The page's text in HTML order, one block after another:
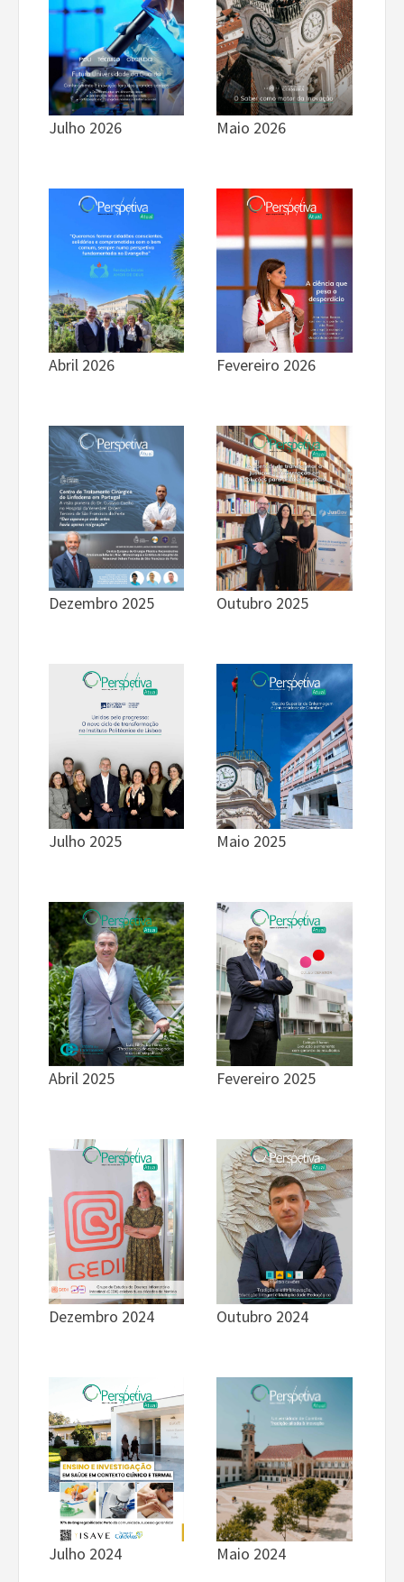
Julho 2026 Maio 2026
Abril 2026 Fevereiro 2026
Dezembro 2025 Outubro 2025
Julho 2025 Maio 2025
Abril 2025 Fevereiro 2025
Dezembro 2024 Outubro 2024
Julho 2024 Maio 2024